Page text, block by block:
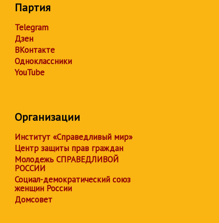
Партия
Telegram
Дзен
ВКонтакте
Одноклассники
YouTube
Организации
Институт «Справедливый мир»
Центр защиты прав граждан
Молодежь СПРАВЕДЛИВОЙ
РОССИИ
Социал-демократический союз
женщин России
Домсовет